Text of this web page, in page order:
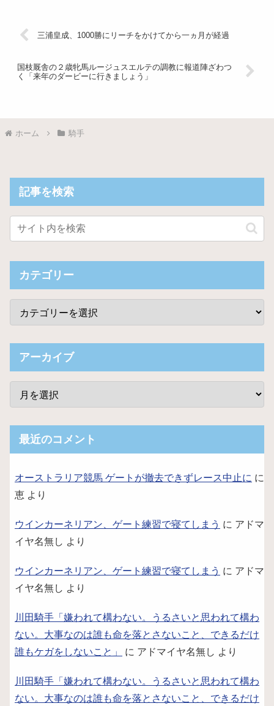
三浦皇成、1000勝にリーチをかけてから一ヵ月が経過
国枝厩舎の２歳牝馬ルージュスエルテの調教に報道陣ざわつ
く「来年のダービーに行きましょう」
ホーム 騎手
記事を検索
カテゴリー
アーカイブ
最近のコメント
オーストラリア競馬 ゲートが撤去できずレース中止に に
恵 より
ウインカーネリアン、ゲート練習で寝てしまう に アドマ
イヤ名無し より
ウインカーネリアン、ゲート練習で寝てしまう に アドマ
イヤ名無し より
川田騎手「嫌われて構わない。うるさいと思われて構わ
ない。大事なのは誰も命を落とさないこと、できるだけ
誰もケガをしないこと」
に アドマイヤ名無し より
川田騎手「嫌われて構わない。うるさいと思われて構わ
ない。大事なのは誰も命を落とさないこと、できるだけ